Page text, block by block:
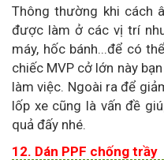
Thông thường khi cách
được làm ở các vị trí
máy, hốc bánh...để có
chiếc MVP cở lớn này
làm việc. Ngoài ra để
lốp xe cũng là vấn đề
quả đấy nhé.
12. Dán PPF chống trầy